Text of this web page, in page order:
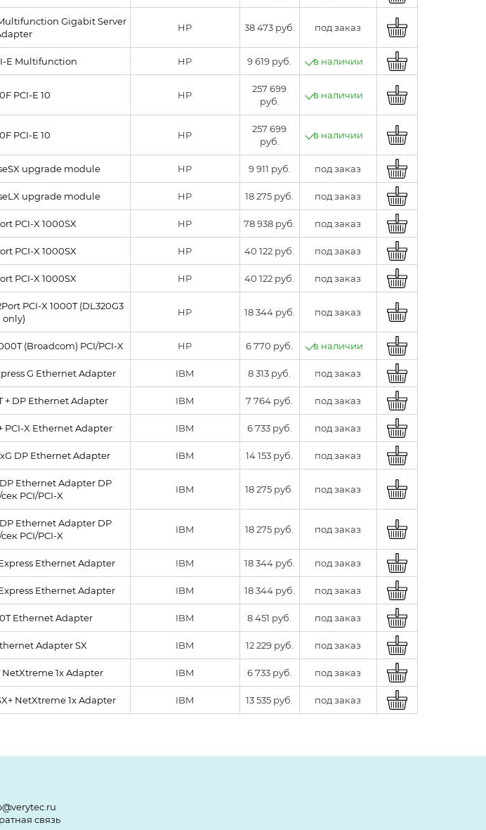
Gigabit Server
HP 38 473 руб. под заказ
E Multifunction HP 9 619 руб. в наличии
PCI-E 10 HP
257 699
руб.
в наличии
PCI-E 10 HP
257 699
руб.
в наличии
upgrade module HP 9 911 руб. под заказ
upgrade module HP 18 275 руб. под заказ
PCI-X 1000SX HP 78 938 руб. под заказ
PCI-X 1000SX HP 40 122 руб. под заказ
PCI-X 1000SX HP 40 122 руб. под заказ
PCI-X 1000T (DL320G3
only)
HP 18 344 руб. под заказ
(Broadcom) PCI/PCI-X HP 6 770 руб. в наличии
G Ethernet Adapter IBM 8 313 руб. под заказ
+ DP Ethernet Adapter IBM 7 764 руб. под заказ
PCI-X Ethernet Adapter IBM 6 733 руб. под заказ
DP Ethernet Adapter IBM 14 153 руб. под заказ
Ethernet Adapter DP
сек PCI/PCI-X
IBM 18 275 руб. под заказ
Ethernet Adapter DP
сек PCI/PCI-X
IBM 18 275 руб. под заказ
Ethernet Adapter IBM 18 344 руб. под заказ
Ethernet Adapter IBM 18 344 руб. под заказ
Ethernet Adapter IBM 8 451 руб. под заказ
Adapter SX IBM 12 229 руб. под заказ
NetXtreme 1x Adapter IBM 6 733 руб. под заказ
NetXtreme 1x Adapter IBM 13 535 руб. под заказ
связь